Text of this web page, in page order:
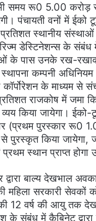
समय रू0 5.00 करोड़
पंचायती वनों में ईको
स्थानीय
डेस्टिनेशन्स के
के पास उनके रख-रखाव
कम्पनी
के माध्यम से
राजकोष में जमा
किया जायेगा।
(प्रथम पुरस्कार रू0
किया जायेगा,
प्रथम स्थान प्राप्त
द्वारा बाल्य देखभाल
महिला सरकारी सेवकों
12 वर्ष की आयु तक
संबंध में कैबिनेट द्वारा